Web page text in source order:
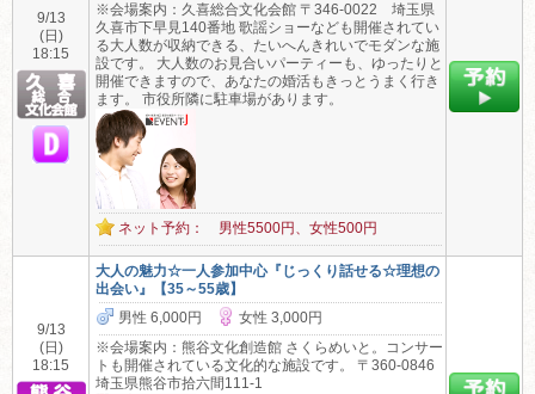
9/13
(日)
18:15
※会場案内：久喜総合文化会館 〒346-0022 埼玉県
久喜市下早見140番地 歌謡ショーなども開催されてい
る大人数が収納できる、たいへんきれいでモダンな施
設です。 大人数のお見合いパーティーも、ゆったりと
開催できますので、あなたの婚活もきっとうまく行き
ます。 市役所隣に駐車場があります。
ネット予約： 男性5500円、女性500円
9/13
(日)
18:15
大人の魅力☆一人参加中心『じっくり話せる☆理想の
出会い』【35～55歳】
男性 6,000円
女性 3,000円
※会場案内：熊谷文化創造館 さくらめいと。コンサー
トも開催されている文化的な施設です。 〒360-0846
埼玉県熊谷市拾六間111-1